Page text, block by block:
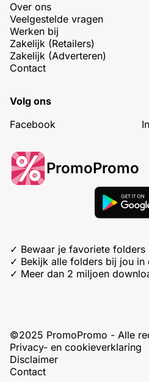
Over ons
Veelgestelde vragen
Werken bij
Zakelijk (Retailers)
Zakelijk (Adverteren)
Contact
Volg ons
Facebook
PromoPromo
✓ Bewaar je favoriete folders
✓ Bekijk alle folders bij jou in
✓ Meer dan 2 miljoen
©2025 PromoPromo - Alle
Privacy- en cookieverklaring
Disclaimer
Contact